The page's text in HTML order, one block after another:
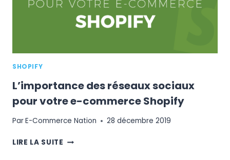
UN
VÉRITABLE
CHALLENGE”
SHOPIFY
L’importance des réseaux sociaux
pour votre e-commerce Shopify
ParE-Commerce Nation 28 décembre 2019
LIRE LA SUITE L’IMPORTANCE